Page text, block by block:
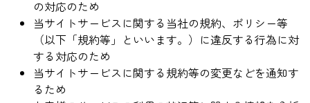
の対応のため
当サイトサービスに関する当社の規約、ポリシー等
（以下「規約等」といいます。）に違反する行為に対
する対応のため
当サイトサービスに関する規約等の変更などを通知す
るため